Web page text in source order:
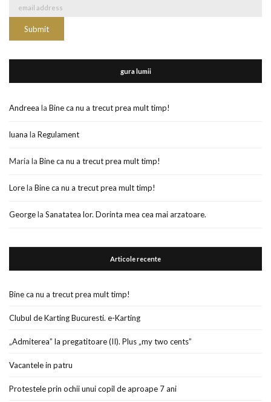
gura lumii
Andreea la Bine ca nu a trecut prea mult timp!
luana la Regulament
Maria la Bine ca nu a trecut prea mult timp!
Lorela Bine ca nu a trecut prea mult timp!
Georgela Sanatatea lor. Dorinta mea cea mai arzatoare.
Articole recente
Bine ca nu a trecut prea mult timp!
Clubul de Karting Bucuresti. e-Karting
„Admiterea” la pregatitoare (II). Plus „my two cents”
Vacantele in patru
Protestele prin ochii unui copil de aproape 7 ani